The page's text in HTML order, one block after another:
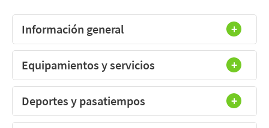
Información general
Equipamientos y servicios
Deportes y pasatiempos